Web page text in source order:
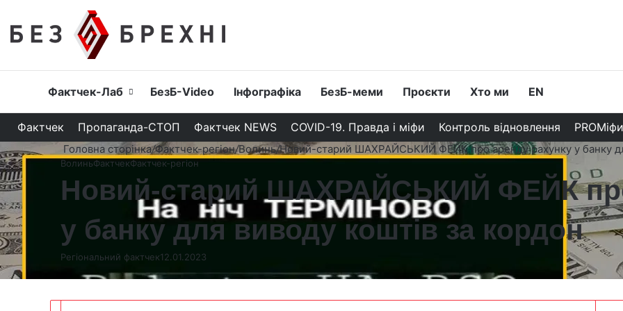
Головна
Фактчек-Лаб БезБ-Video Інфографіка БезБ-меми Проєкти Хто ми EN
Фактчек Пропаганда-СТОП Фактчек NEWS COVID-19. Правда і міфи Контроль відновлення PROМіфи
Головна сторінка/Фактчек-регіон/Волинь/Новий-старий ШАХРАЙСЬКИЙ ФЕЙК про аренду рахунку у банку
ВолиньФактчекФактчек-регіон
Новий-старий ШАХРАЙСЬКИЙ ФЕЙК
у банку для виводу коштів за кордон
Регіональний фактчек12.01.2023